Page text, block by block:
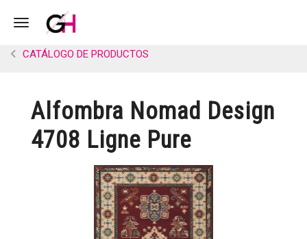
Toggle navigation
CATÁLOGO DE PRODUCTOS
Alfombra Nomad Design
4708 Ligne Pure